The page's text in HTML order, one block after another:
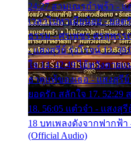
24:27 สามเณรกำพร้า - แ
เวลาไปหาเมียน้อย - ยอด
ธรรม - ศรเพชร ศรสุพรร
- แสงสุรีย์ รุ่งโรจน์ 13.
ใจ 14. 42:49 ไอ้หวังตาย
ธาตุแท้ของเธอ - แสงสุรีย์
ยอดรัก สลักใจ 17.
18. 56:05 แต๋วจ๋า - แสงสุ
18 บทเพลงดังจากฟากฟ้
(Official Audio)